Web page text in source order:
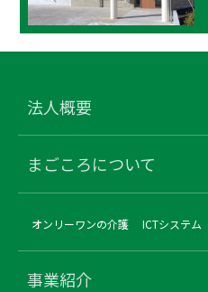
法人概要
まごころについて
オンリーワンの介護 ICTシステム
事業紹介